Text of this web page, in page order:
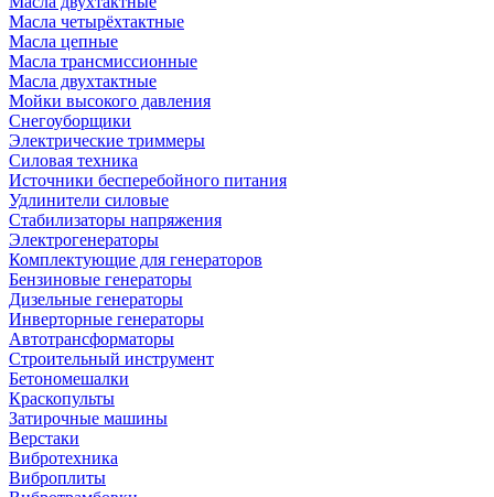
Масла четырёхтактные
Масла цепные
Масла трансмиссионные
Масла двухтактные
Мойки высокого давления
Снегоуборщики
Электрические триммеры
Силовая техника
Источники бесперебойного питания
Удлинители силовые
Стабилизаторы напряжения
Электрогенераторы
Комплектующие для генераторов
Бензиновые генераторы
Дизельные генераторы
Инверторные генераторы
Автотрансформаторы
Строительный инструмент
Бетономешалки
Краскопульты
Затирочные машины
Верстаки
Вибротехника
Виброплиты